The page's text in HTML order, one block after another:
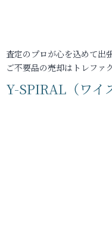
査定のプロが心を込めて出
ご不要品の売却はトレファ
Y-SPIRAL（ワイ